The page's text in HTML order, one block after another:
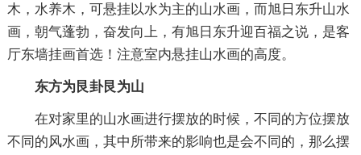
木，水养木，可悬挂以水为主的山水画，而旭日东升山水
画，朝气蓬勃，奋发向上，有旭日东升迎百福之说，是客
厅东墙挂画首选！注意室内悬挂山水画的高度。
东方为艮卦艮为山
在对家里的山水画进行摆放的时候，不同的方位摆放
不同的风水画，其中所带来的影响也是会不同的，那么摆